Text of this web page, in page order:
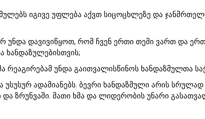
იგივე უფლება აქვთ სიცოცხლეზე და
უნდა დავივიწყოთ, რომ ჩვენ ერთი თემი ვართ და
უნდა გაითვალისწინოს ხანდაზმულთა
ადამიანებს. ბევრი ხანდაზმული არის
და ზრუნვაში. მათი ხმა და ლიდერობის უნარი